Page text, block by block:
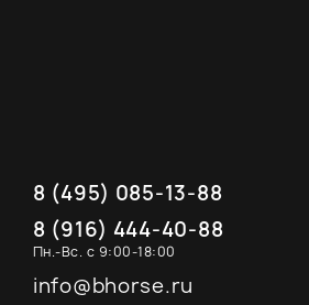
8 (495) 085-13-88
8 (916) 444-40-88
Пн.-Вс. с 9:00-18:00
info@bhorse.ru